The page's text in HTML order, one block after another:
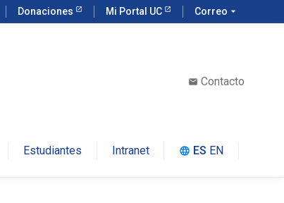
Donaciones Mi Portal UC Correo arrow_drop_down
email Contacto
Estudiantes Intranet language ES EN